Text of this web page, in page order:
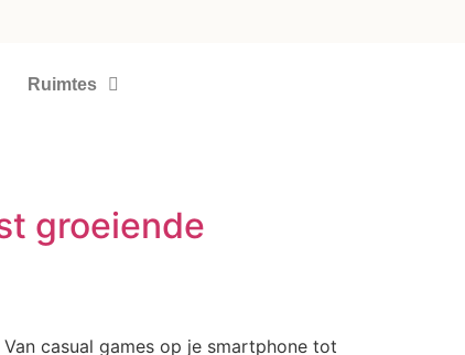
Ruimtes
groeiende
casual games op je smartphone tot